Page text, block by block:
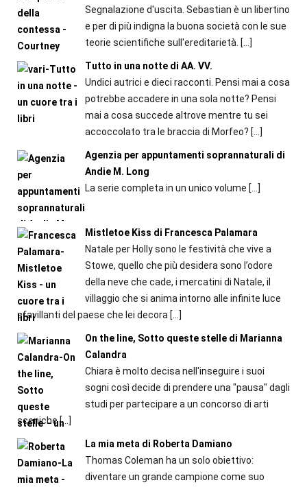
Segnalazione d'uscita. Sebastian è un libertino
e per di più indigna la buona società con le sue
teorie scientifiche sull'ereditarietà. […]
Tutto in una notte di AA. VV.
Undici autrici e dieci racconti. Pensi mai a cosa
potrebbe accadere in una sola notte? Pensi
mai a cosa succede altrove mentre tu sei
accoccolato tra le braccia di Morfeo? […]
Agenzia per appuntamenti soprannaturali di
Andie M. Long
La serie completa in un unico volume […]
Mistletoe Kiss di Francesca Palamara
Natale per Holly sono le festività che vive a
Stowe, quello che più desidera sono l’odore
della neve che cade, i mercatini di Natale, il
villaggio che si anima intorno alle infinite luce
sfavillanti del paese che lei decora […]
On the line, Sotto queste stelle di Marianna
Calandra
Chiara è molto decisa nell'inseguire i suoi
sogni così decide di prendere una "pausa" dagli
studi per partecipare a un concorso di arti
sceniche[…]
La mia meta di Roberta Damiano
Thomas Coleman ha un solo obiettivo:
diventare un grande campione come suo